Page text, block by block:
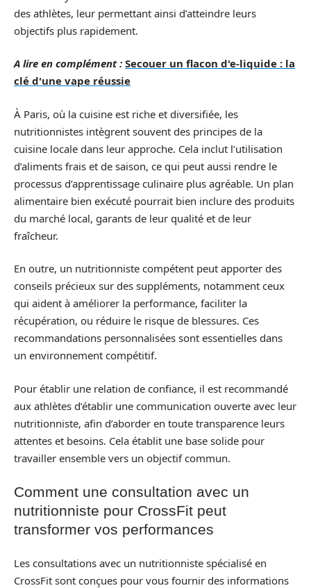
des athlètes, leur permettant ainsi d’atteindre leurs
objectifs plus rapidement.
A lire en complément : Secouer un flacon d'e-liquide : la
clé d'une vape réussie
À Paris, où la cuisine est riche et diversifiée, les
nutritionnistes intègrent souvent des principes de la
cuisine locale dans leur approche. Cela inclut l’utilisation
d’aliments frais et de saison, ce qui peut aussi rendre le
processus d’apprentissage culinaire plus agréable. Un plan
alimentaire bien exécuté pourrait bien inclure des produits
du marché local, garants de leur qualité et de leur
fraîcheur.
En outre, un nutritionniste compétent peut apporter des
conseils précieux sur des suppléments, notamment ceux
qui aident à améliorer la performance, faciliter la
récupération, ou réduire le risque de blessures. Ces
recommandations personnalisées sont essentielles dans
un environnement compétitif.
Pour établir une relation de confiance, il est recommandé
aux athlètes d’établir une communication ouverte avec leur
nutritionniste, afin d’aborder en toute transparence leurs
attentes et besoins. Cela établit une base solide pour
travailler ensemble vers un objectif commun.
Comment une consultation avec un
nutritionniste pour CrossFit peut
transformer vos performances
Les consultations avec un nutritionniste spécialisé en
CrossFit sont conçues pour vous fournir des informations